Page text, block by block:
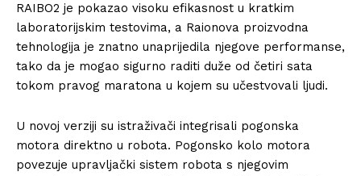
RAIBO2 je pokazao visoku efikasnost u kratkim
laboratorijskim testovima, a Raionova proizvodna
tehnologija je znatno unaprijedila njegove performanse,
tako da je mogao sigurno raditi duže od četiri sata
tokom pravog maratona u kojem su učestvovali ljudi.
U novoj verziji su istraživači integrisali pogonska
motora direktno u robota. Pogonsko kolo motora
povezuje upravljački sistem robota s njegovim